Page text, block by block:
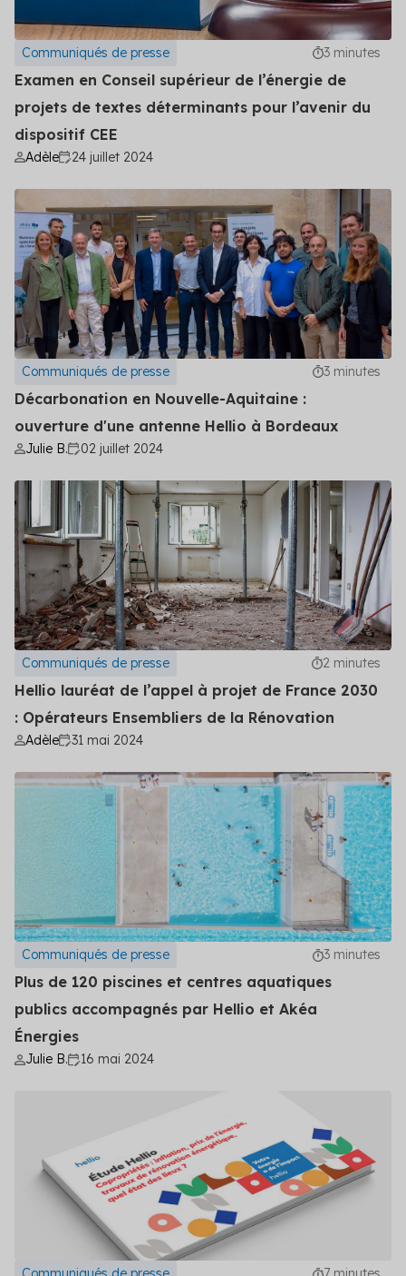
Communiqués de presse 3 minutes
Examen en Conseil supérieur de l’énergie de
projets de textes déterminants pour l’avenir du
dispositif CEE
Adèle 24 juillet 2024
Communiqués de presse 3 minutes
Décarbonation en Nouvelle-Aquitaine :
ouverture d'une antenne Hellio à Bordeaux
Julie B. 02 juillet 2024
Communiqués de presse 2 minutes
Hellio lauréat de l’appel à projet de France 2030
: Opérateurs Ensembliers de la Rénovation
Adèle 31 mai 2024
Communiqués de presse 3 minutes
Plus de 120 piscines et centres aquatiques
publics accompagnés par Hellio et Akéa
Énergies
Julie B. 16 mai 2024